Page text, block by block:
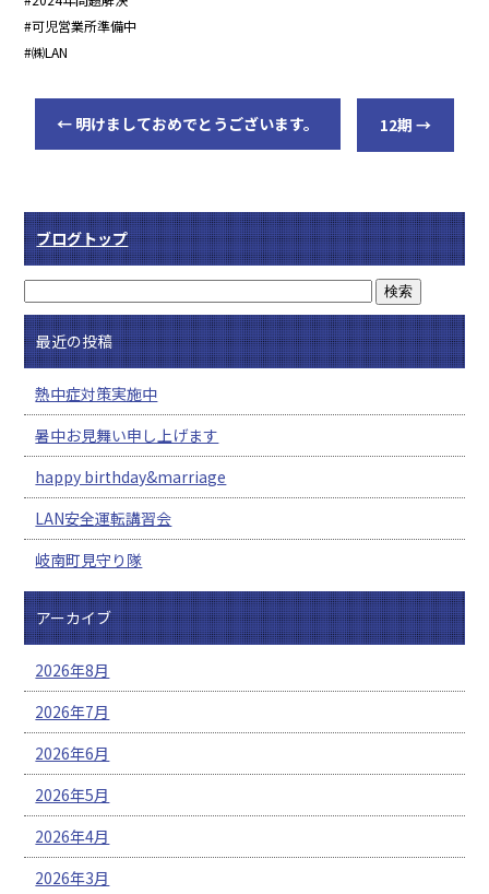
#可児営業所準備中
#㈱LAN
← 明けましておめでとうございます。 12期 →
ブログトップ
最近の投稿
熱中症対策実施中
暑中お見舞い申し上げます
happy birthday&marriage
LAN安全運転講習会
岐南町見守り隊
アーカイブ
2026年8月
2026年7月
2026年6月
2026年5月
2026年4月
2026年3月